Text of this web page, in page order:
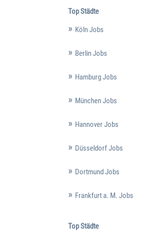
Top Städte
Köln Jobs
Berlin Jobs
Hamburg Jobs
München Jobs
Hannover Jobs
Düsseldorf Jobs
Dortmund Jobs
Frankfurt a. M. Jobs
Top Städte